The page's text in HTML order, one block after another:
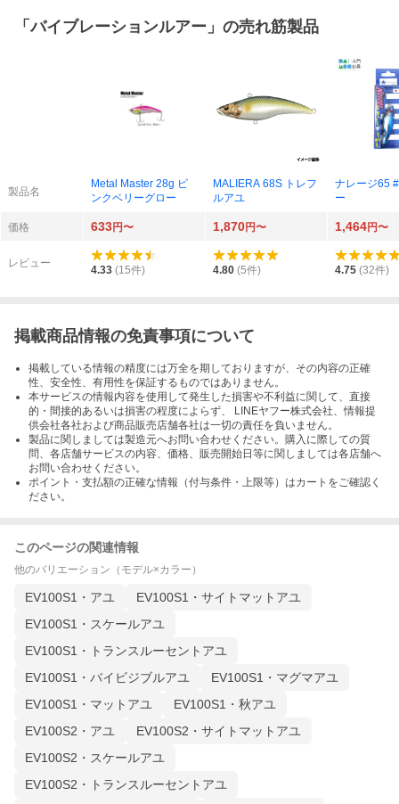
「バイブレーションルアー 」の売れ筋製品
製品名
Metal Master 28g ピ
ンクベリーグロー
MALIERA 68S トレフ
ルアユ
ナレージ65
ー
価格 633円〜 1,870円〜 1,464円〜
レビュー
4.33 (15件) 4.80 (5件) 4.75 (32件)
掲載商品情報の免責事項について
掲載している情報の精度には万全を期しておりますが、その内容の正確
性、安全性、有用性を保証するものではありません。
本サービスの情報内容を使用して発生した損害や不利益に関して、直接
的・間接的あるいは損害の程度によらず、 LINEヤフー株式会社、情報提
供会社各社および商品販売店舗各社は一切の責任を負いません。
製品に関しましては製造元へお問い合わせください。購入に際しての質
問、各店舗サービスの内容、価格、販売開始日等に関しましては各店舗へ
お問い合わせください。
ポイント・支払額の正確な情報（付与条件・上限等）はカートをご確認く
ださい。
このページの関連情報
他のバリエーション（モデル×カラー）
EV100S1・アユ
EV100S1・サイトマットアユ
EV100S1・スケールアユ
EV100S1・トランスルーセントアユ
EV100S1・バイビジブルアユ
EV100S1・マグマアユ
EV100S1・マットアユ
EV100S1・秋アユ
EV100S2・アユ
EV100S2・サイトマットアユ
EV100S2・スケールアユ
EV100S2・トランスルーセントアユ